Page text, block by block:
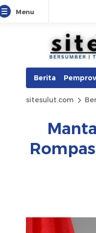
Menu
Berita Pemprov
sitesulut.com